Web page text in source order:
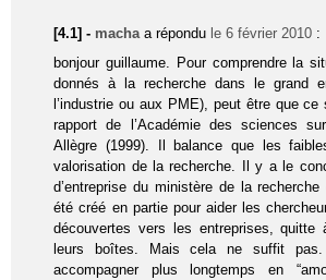
[4.1] - macha a répondu le 6 février 2010 :
bonjour guillaume. Pour comprendre la
donnés à la recherche dans le grand
l’industrie ou aux PME), peut être que
rapport de l’Académie des sciences
Allègre (1999). Il balance que les
valorisation de la recherche. Il y a le
d’entreprise du ministère de la
été créé en partie pour aider les
découvertes vers les entreprises, quitte
leurs boîtes. Mais cela ne suffit
accompagner plus longtemps en